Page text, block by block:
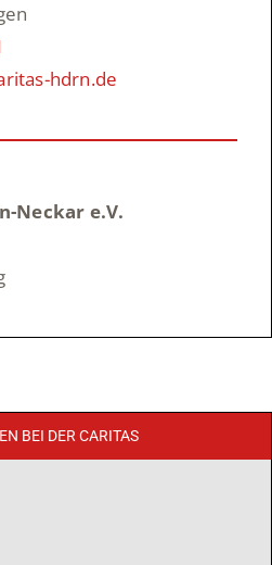
hdrn.de
Neckar e.V.
BEI DER CARITAS